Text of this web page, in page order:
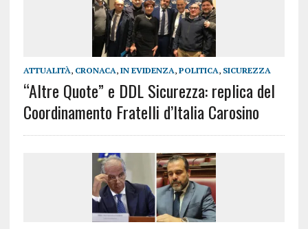
ATTUALITÀ, CRONACA, IN EVIDENZA, POLITICA, SICUREZZA
“Altre Quote” e DDL Sicurezza: replica del
Coordinamento Fratelli d’Italia Carosino